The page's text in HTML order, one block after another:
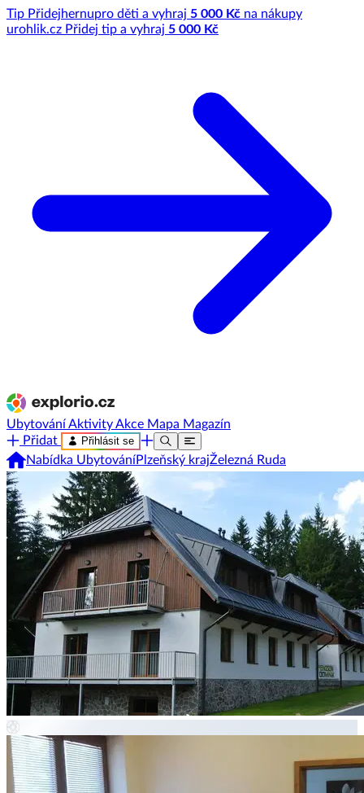
Tip Přidejhernupro děti a vyhraj 5 000 Kč na nákupy
urohlik.cz Přidej tip a vyhraj 5 000 Kč
UbytováníAktivityAkce Mapa Magazín
Přidat
Přihlásit se
Nabídka UbytováníPlzeňský krajŽelezná Ruda